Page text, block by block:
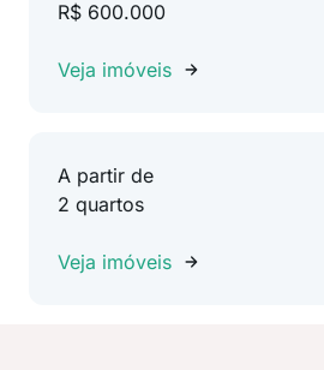
R$ 600.000
Veja imóveis
A partir de
2 quartos
Veja imóveis